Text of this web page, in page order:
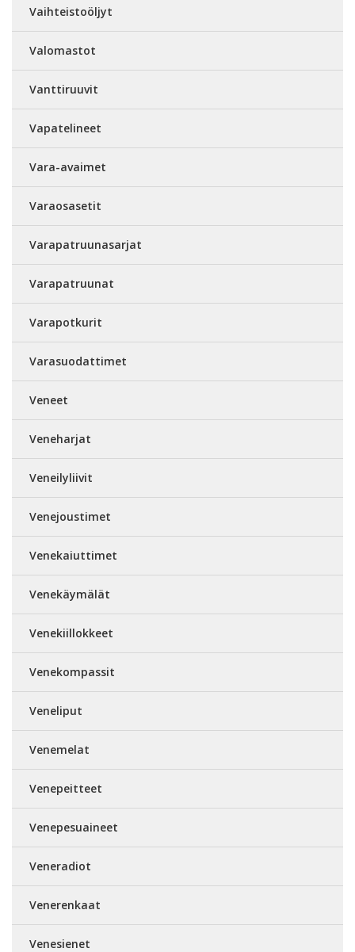
Vaihteistoöljyt
Valomastot
Vanttiruuvit
Vapatelineet
Vara-avaimet
Varaosasetit
Varapatruunasarjat
Varapatruunat
Varapotkurit
Varasuodattimet
Veneet
Veneharjat
Veneilyliivit
Venejoustimet
Venekaiuttimet
Venekäymälät
Venekiillokkeet
Venekompassit
Veneliput
Venemelat
Venepeitteet
Venepesuaineet
Veneradiot
Venerenkaat
Venesienet